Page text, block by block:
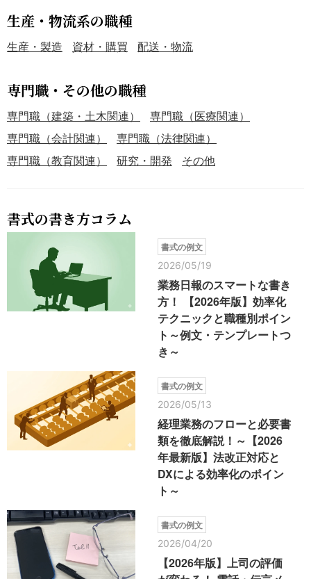
生産・物流系の職種
生産・製造 資材・購買 配送・物流
専門職・その他の職種
専門職（建築・土木関連）
専門職（医療関連）
専門職（会計関連）
専門職（法律関連）
専門職（教育関連）
研究・開発 その他
書式の書き方コラム
書式の例文
2026/05/19
業務日報のスマートな書き
方！ 【2026年版】効率化
テクニックと職種別ポイン
ト～例文・テンプレートつ
き～
書式の例文
2026/05/13
経理業務のフローと必要書
類を徹底解説！～【2026
年最新版】法改正対応と
DXによる効率化のポイン
ト～
書式の例文
2026/04/20
【2026年版】上司の評価